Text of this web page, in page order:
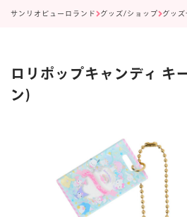
アクセス
楽しみ方
サンリオピューロランド グッズ/ショップ グッズ
ロリポップキャンディ キ
ン)